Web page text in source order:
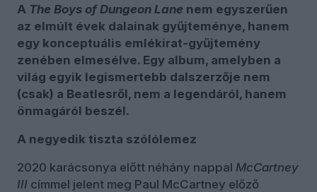
A The Boys of Dungeon Lane nem egyszerűen
az elmúlt évek dalainak gyűjteménye, hanem
egy konceptuális emlékirat-gyűjtemény
zenében elmesélve. Egy album, amelyben a
világ egyik legismertebb dalszerzője nem
(csak) a Beatlesről, nem a legendáról, hanem
önmagáról beszél.
A negyedik tiszta szólólemez
2020 karácsonya előtt néhány nappal McCartney
III címmel jelent meg Paul McCartney előző